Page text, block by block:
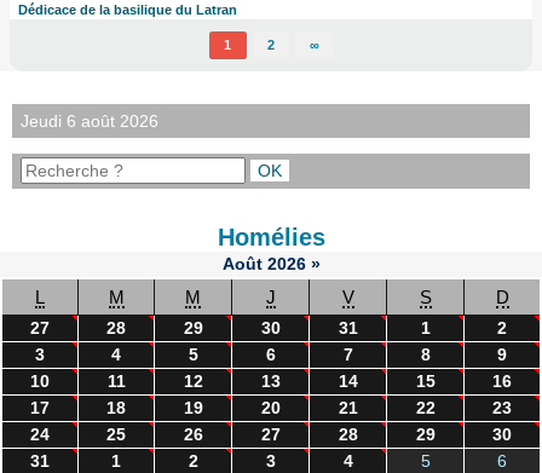
Dédicace de la basilique du Latran
1 2 ∞
Jeudi 6 août 2026
Homélies
Août 2026 »
L M M J V S D
27 28 29 30 31 1
2
3
4 5 6 7 8
9
10
11 12 13 14 15
16
17
18 19 20 21 22
23
24
25 26 27 28 29
30
31
1 2 3 4 5 6